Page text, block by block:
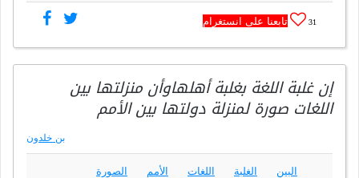
31 تابعنا على انستغرام
إن غلبة اللغة بغلبة أهلهاوأن منزلتها بين
اللغات صورة لمنزلة دولتها بين الأمم
بن خلدون
البين الغلبة اللغات الأمم الصورة